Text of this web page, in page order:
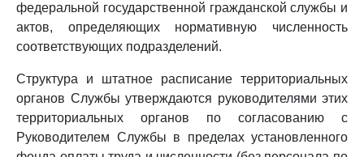
федеральной государственной гражданской службы и
актов, определяющих нормативную численность
соответствующих подразделений.
Структура и штатное расписание территориальных
органов Службы утверждаются руководителями этих
территориальных органов по согласованию с
Руководителем Службы в пределах установленного